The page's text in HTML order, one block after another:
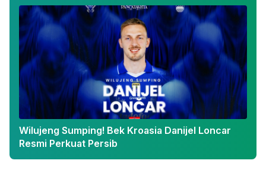
Wilujeng Sumping! Bek Kroasia Danijel Loncar
Resmi Perkuat Persib